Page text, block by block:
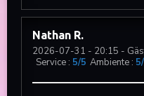
Nathan R
2026-07-31 - 20:15 -
Service : 5/5 Ambiente : 5